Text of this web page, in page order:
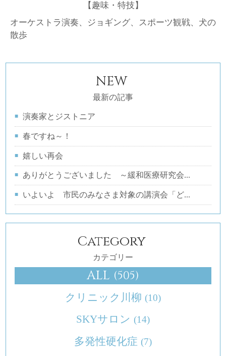
【趣味・特技】
オーケストラ演奏、ジョギング、スポーツ観戦、犬の
散歩
NEW
最新の記事
演奏家とジストニア
春ですね～！
嬉しい再会
ありがとうございました ～緩和医療研究会...
いよいよ 市民のみなさま対象の講演会「ど...
Category
カテゴリー
ALL (505)
クリニック川柳 (10)
SKYサロン (14)
多発性硬化症 (7)